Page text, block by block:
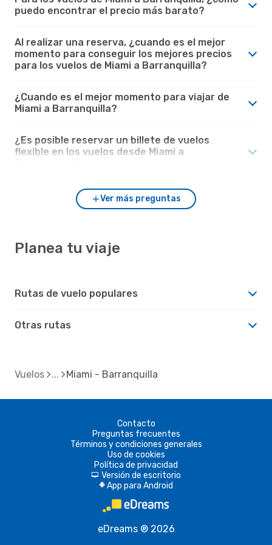
puedo encontrar el precio más barato?
Al realizar una reserva, ¿cuando es el mejor
momento para conseguir los mejores precios
para los vuelos de Miami a Barranquilla?
¿Cuando es el mejor momento para viajar de
Miami a Barranquilla?
¿Es posible reservar un billete de vuelos
flexible en los vuelos desde Miami a
Ver más preguntas
Planea tu viaje
Rutas de vuelo populares
Otras rutas
Vuelos Miami - Barranquilla
Contacto
Preguntas frecuentes
Términos y condiciones generales
Uso de cookies
Política de privacidad
d Versión de escritorio
A App para Android
eDreams ® 2026